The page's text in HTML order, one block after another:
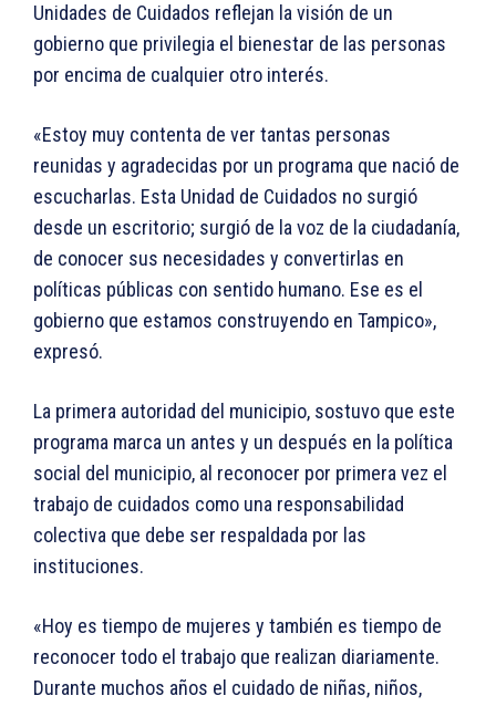
Unidades de Cuidados reflejan la visión de un
gobierno que privilegia el bienestar de las personas
por encima de cualquier otro interés.
«Estoy muy contenta de ver tantas personas
reunidas y agradecidas por un programa que nació de
escucharlas. Esta Unidad de Cuidados no surgió
desde un escritorio; surgió de la voz de la ciudadanía,
de conocer sus necesidades y convertirlas en
políticas públicas con sentido humano. Ese es el
gobierno que estamos construyendo en Tampico»,
expresó.
La primera autoridad del municipio, sostuvo que este
programa marca un antes y un después en la política
social del municipio, al reconocer por primera vez el
trabajo de cuidados como una responsabilidad
colectiva que debe ser respaldada por las
instituciones.
«Hoy es tiempo de mujeres y también es tiempo de
reconocer todo el trabajo que realizan diariamente.
Durante muchos años el cuidado de niñas, niños,